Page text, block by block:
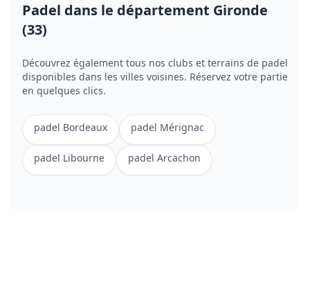
Padel dans le département Gironde
(33)
Découvrez également tous nos clubs et terrains de padel
disponibles dans les villes voisines. Réservez votre partie
en quelques clics.
padel Bordeaux padel Mérignac
padel Libourne padel Arcachon